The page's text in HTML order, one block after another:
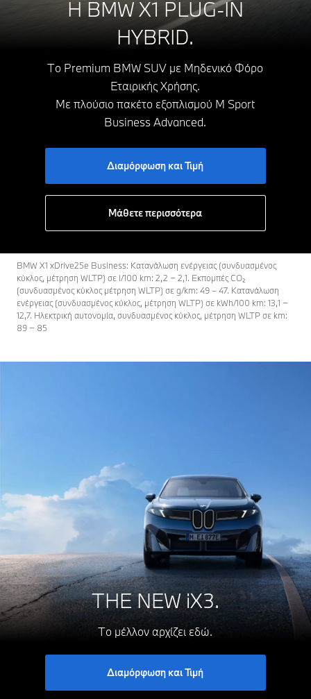
Η BMW X1 PLUG-IN
HYBRID.
Το Premium BMW SUV με Μηδενικό Φόρο
Εταιρικής Χρήσης.
Με πλούσιο πακέτο εξοπλισμού M Sport
Business Advanced.
Διαμόρφωση και Τιμή
Μάθετε περισσότερα
BMW X1 xDrive25e Business: Κατανάλωση ενέργειας (συνδυασμένος
κύκλος, μέτρηση WLTP) σε l/100 km: 2,2 − 2,1. Εκπομπές CO₂
(συνδυασμένος κύκλος μέτρηση WLTP) σε g/km: 49 – 47. Κατανάλωση
ενέργειας (συνδυασμένος κύκλος, μέτρηση WLTP) σε kWh/100 km: 13,1 −
12,7. Ηλεκτρική αυτονομία, συνδυασμένος κύκλος, μέτρηση WLTP σε km:
89 − 85
THE NEW iX3.
Το μέλλον αρχίζει εδώ.
Διαμόρφωση και Τιμή